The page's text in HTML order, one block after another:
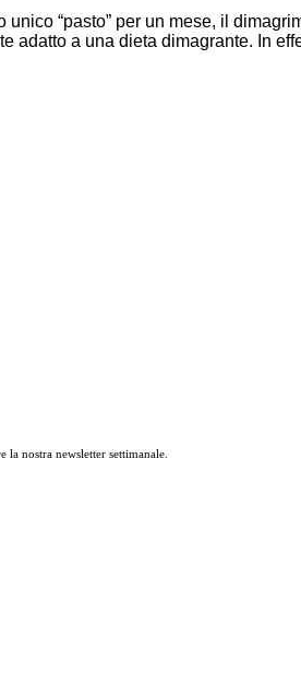
“pasto” per un mese, il
adatto a una dieta dimagrante. In
la nostra newsletter settimanale.